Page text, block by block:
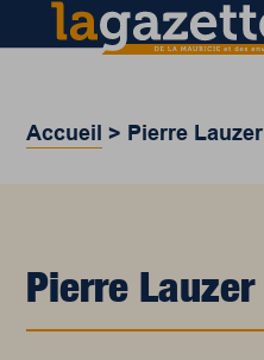
Accueil > Pierre Lauzer
Pierre Lauzer